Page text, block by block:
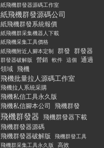
紙飛機群發器源碼工作室
紙飛機群發源碼公司
紙飛機群發系統報價
紙飛機群采集機器人下載
紙飛機采集工具價格
紙飛機附近人腳本定制
群發 群發器
群發器破解版 營銷 軟件 這個
通過
領域 飛機
飛機批量拉人源碼工作室
飛機拉人系統采購
飛機私信工具永久版
飛機私信腳本公司
飛機群發
飛機群發器 飛機群發器下載
飛機群發器源碼
飛機群發器破解版
飛機群發工具
飛機群采集工具永久版
高效